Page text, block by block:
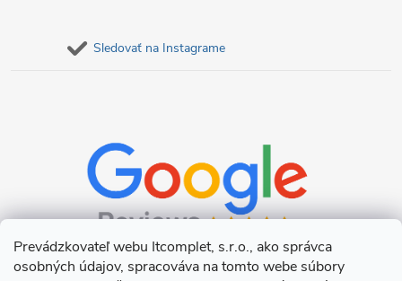
Prevádzkovateľ webu Itcomplet, s.r.o., ako správca
osobných údajov, spracováva na tomto webe súbory
Sledovať na Instagrame